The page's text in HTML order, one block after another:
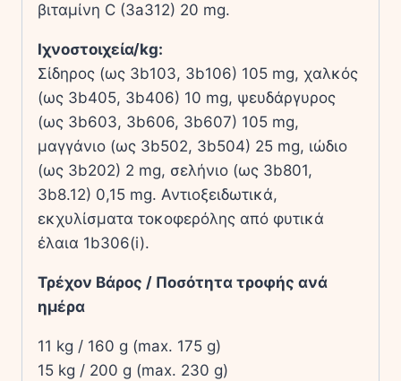
βιταμίνη C (3a312) 20 mg.
Ιχνοστοιχεία/kg:
Σίδηρος (ως 3b103, 3b106) 105 mg, χαλκός
(ως 3b405, 3b406) 10 mg, ψευδάργυρος
(ως 3b603, 3b606, 3b607) 105 mg,
μαγγάνιο (ως 3b502, 3b504) 25 mg, ιώδιο
(ως 3b202) 2 mg, σελήνιο (ως 3b801,
3b8.12) 0,15 mg. Αντιοξειδωτικά,
εκχυλίσματα τοκοφερόλης από φυτικά
έλαια 1b306(i).
Τρέχον Βάρος / Ποσότητα τροφής ανά
ημέρα
11 kg / 160 g (max. 175 g)
15 kg / 200 g (max. 230 g)